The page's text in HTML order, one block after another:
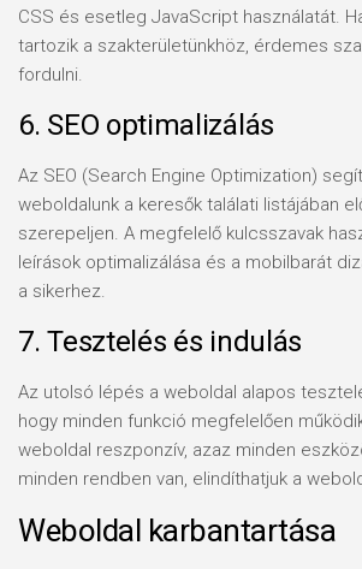
CSS és esetleg JavaScript használatát.
tartozik a szakterületünkhöz, érdemes
fordulni.
6. SEO optimalizálás
Az SEO (Search Engine Optimization)
weboldalunk a keresők találati listájában
szerepeljen. A megfelelő kulcsszavak
leírások optimalizálása és a mobilbarát
a sikerhez.
7. Tesztelés és indulás
Az utolsó lépés a weboldal alapos
hogy minden funkció megfelelően
weboldal reszponzív, azaz minden
minden rendben van, elindíthatjuk a
Weboldal karbantartása